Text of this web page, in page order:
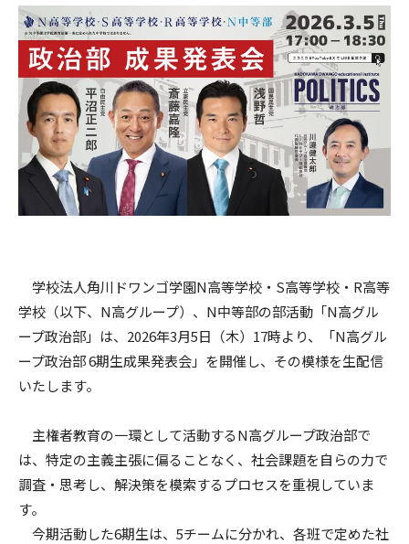
学校法人角川ドワンゴ学園N高等学校・S高等学校・R高等
学校（以下、N高グループ）、N中等部の部活動「N高グル
ープ政治部」は、2026年3月5日（木）17時より、「N高グル
ープ政治部 6期生成果発表会」を開催し、その模様を生配信
いたします。
主権者教育の一環として活動するN高グループ政治部で
は、特定の主義主張に偏ることなく、社会課題を自らの力で
調査・思考し、解決策を模索するプロセスを重視していま
す。
今期活動した6期生は、5チームに分かれ、各班で定めた社